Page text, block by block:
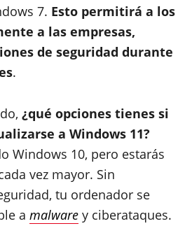
7. Esto permitirá a los
a las empresas,
de seguridad durante
.
¿qué opciones tienes si
a Windows 11?
Windows 10, pero estarás
vez mayor. Sin
tu ordenador se
a malware y ciberataques.